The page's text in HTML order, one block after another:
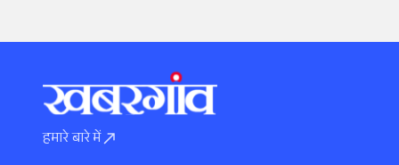
हमारे बारे में